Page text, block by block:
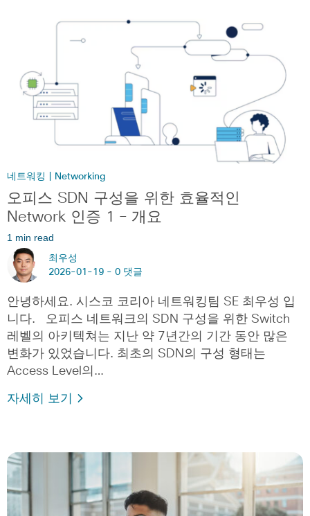
네트워킹 | Networking
오피스 SDN 구성을 위한 효율적인
Network 인증 1 – 개요
1 min read
최우성
2026-01-19 - 0 댓글
안녕하세요. 시스코 코리아 네트워킹팀 SE 최우성 입
니다. 오피스 네트워크의 SDN 구성을 위한 Switch
레벨의 아키텍쳐는 지난 약 7년간의 기간 동안 많은
변화가 있었습니다. 최초의 SDN의 구성 형태는
Access Level의…
자세히 보기